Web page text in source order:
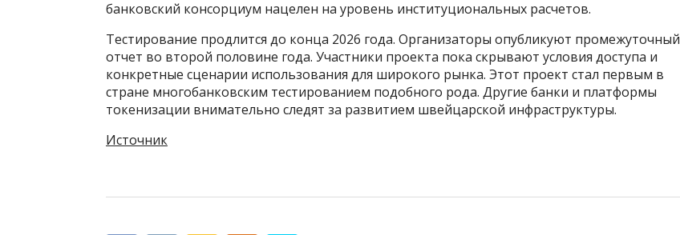
банковский консорциум нацелен на уровень институциональных расчетов.
Тестирование продлится до конца 2026 года. Организаторы опубликуют промежуточный
отчет во второй половине года. Участники проекта пока скрывают условия доступа и
конкретные сценарии использования для широкого рынка. Этот проект стал первым в
стране многобанковским тестированием подобного рода. Другие банки и платформы
токенизации внимательно следят за развитием швейцарской инфраструктуры.
Источник